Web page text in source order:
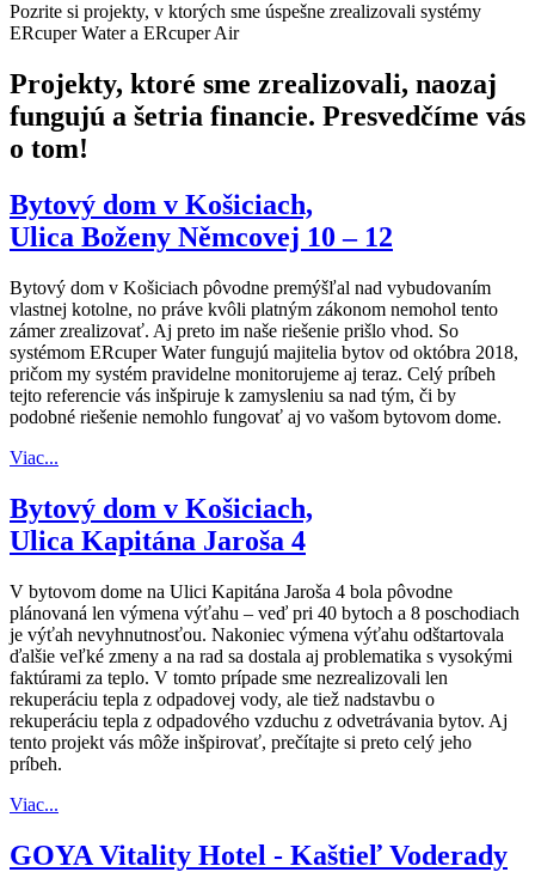
Pozrite si projekty, v ktorých sme úspešne zrealizovali systémy
ERcuper Water a ERcuper Air
Projekty, ktoré sme zrealizovali, naozaj
fungujú a šetria financie. Presvedčíme vás
o tom!
Bytový dom v Košiciach,
Ulica Boženy Němcovej 10 – 12
Bytový dom v Košiciach pôvodne premýšľal nad vybudovaním
vlastnej kotolne, no práve kvôli platným zákonom nemohol tento
zámer zrealizovať. Aj preto im naše riešenie prišlo vhod. So
systémom ERcuper Water fungujú majitelia bytov od októbra 2018,
pričom my systém pravidelne monitorujeme aj teraz. Celý príbeh
tejto referencie vás inšpiruje k zamysleniu sa nad tým, či by
podobné riešenie nemohlo fungovať aj vo vašom bytovom dome.
Viac...
Bytový dom v Košiciach,
Ulica Kapitána Jaroša 4
V bytovom dome na Ulici Kapitána Jaroša 4 bola pôvodne
plánovaná len výmena výťahu – veď pri 40 bytoch a 8 poschodiach
je výťah nevyhnutnosťou. Nakoniec výmena výťahu odštartovala
ďalšie veľké zmeny a na rad sa dostala aj problematika s vysokými
faktúrami za teplo. V tomto prípade sme nezrealizovali len
rekuperáciu tepla z odpadovej vody, ale tiež nadstavbu o
rekuperáciu tepla z odpadového vzduchu z odvetrávania bytov. Aj
tento projekt vás môže inšpirovať, prečítajte si preto celý jeho
príbeh.
Viac...
GOYA Vitality Hotel - Kaštieľ Voderady